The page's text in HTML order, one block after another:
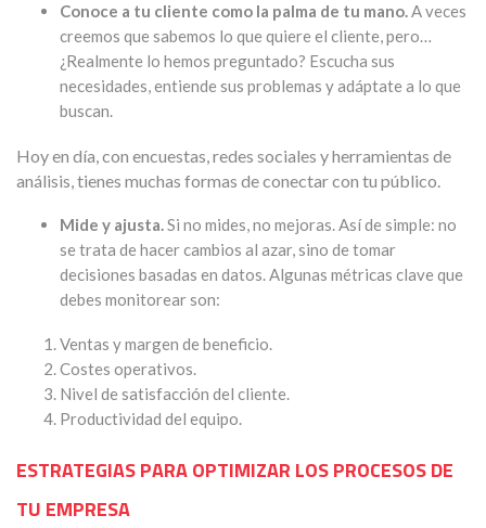
Conoce a tu cliente como la palma de tu mano.A veces
creemos que sabemos lo que quiere el cliente, pero…
¿Realmente lo hemos preguntado? Escucha sus
necesidades, entiende sus problemas y adáptate a lo que
buscan.
Hoy en día, con encuestas, redes sociales y herramientas de
análisis, tienes muchas formas de conectar con tu público.
Mide y ajusta.Si no mides, no mejoras. Así de simple: no
se trata de hacer cambios al azar, sino de tomar
decisiones basadas en datos. Algunas métricas clave que
debes monitorear son:
Ventas y margen de beneficio.
Costes operativos.
Nivel de satisfacción del cliente.
Productividad del equipo.
ESTRATEGIAS PARA OPTIMIZAR LOS PROCESOS DE
TU EMPRESA